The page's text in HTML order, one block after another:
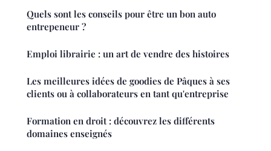
Quels sont les conseils pour être un bon auto
entrepeneur ?
Emploi librairie : un art de vendre des histoires
Les meilleures idées de goodies de Pâques à ses
clients ou à collaborateurs en tant qu'entreprise
Formation en droit : découvrez les différents
domaines enseignés